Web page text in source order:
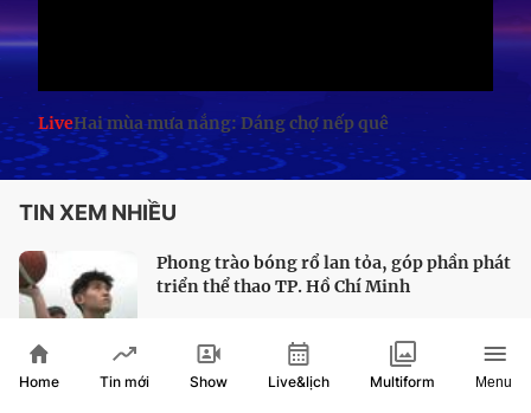
LiveHai mùa mưa nắng: Dáng chợ nếp quê
TIN XEM NHIỀU
Phong trào bóng rổ lan tỏa, góp phần phát
triển thể thao TP. Hồ Chí Minh
Home Tin mới Show Live&lịch Multiform Menu